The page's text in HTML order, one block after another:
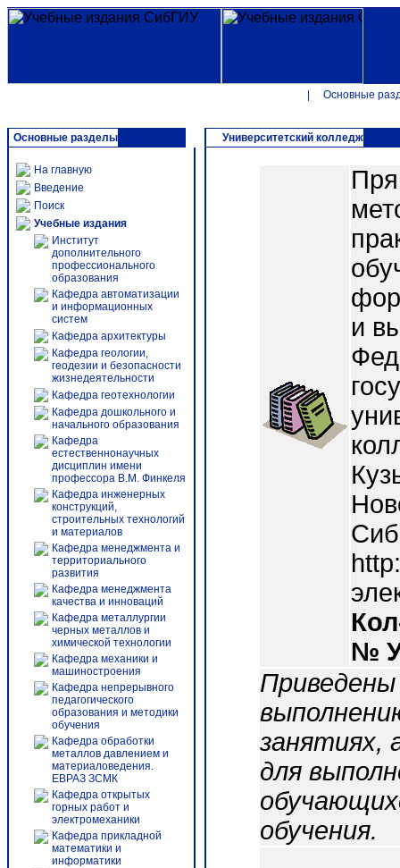
Основные
Основные разделы
На главную
Введение
Поиск
Учебные издания
Институт
дополнительного
профессионального
образования
Кафедра автоматизации
и информационных
систем
Кафедра архитектуры
Кафедра геологии,
геодезии и безопасности
жизнедеятельности
Кафедра геотехнологии
Кафедра дошкольного и
начального образования
Кафедра
естественнонаучных
дисциплин имени
профессора В.М. Финкеля
Кафедра инженерных
конструкций,
строительных технологий
и материалов
Кафедра менеджмента и
территориального
развития
Кафедра менеджмента
качества и инноваций
Кафедра металлургии
черных металлов и
химической технологии
Кафедра механики и
машиностроения
Кафедра непрерывного
педагогического
образования и методики
обучения
Кафедра обработки
металлов давлением и
материаловедения.
ЕВРАЗ ЗСМК
Кафедра открытых
горных работ и
электромеханики
Кафедра прикладной
математики и
информатики
Университетский колледж
и
№
занятиях,
для
обучения.